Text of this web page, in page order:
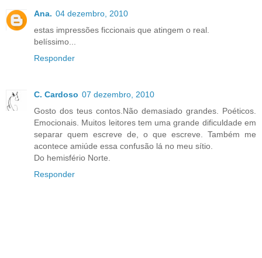
Ana. 04 dezembro, 2010
estas impressões ficcionais que atingem o real.
belíssimo...
Responder
C. Cardoso 07 dezembro, 2010
Gosto dos teus contos.Não demasiado grandes. Poéticos.
Emocionais. Muitos leitores tem uma grande dificuldade em
separar quem escreve de, o que escreve. Também me
acontece amiúde essa confusão lá no meu sítio.
Do hemisfério Norte.
Responder